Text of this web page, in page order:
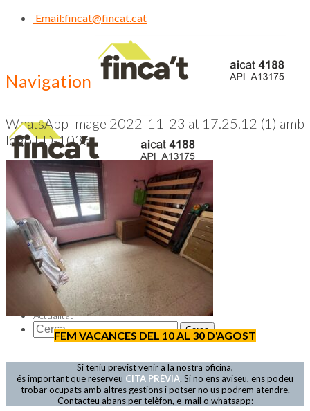
Email:fincat@fincat.cat
Navigation
CALL US NOW
93 830 14 35
Inici
Qui Som
Contacte
Actualitat
WhatsApp Image 2022-11-23 at 17.25.12 (1) amb
logo ED-1036
FEM VACANCES DEL 10 AL 30 D'AGOST
Si teniu previst venir a la nostra oficina,
és important que reserveu CITA PRÈVIA. Si no ens aviseu, ens podeu
trobar ocupats amb altres gestions i potser no us podrem atendre.
Contacteu abans per telèfon, e-mail o whatsapp: